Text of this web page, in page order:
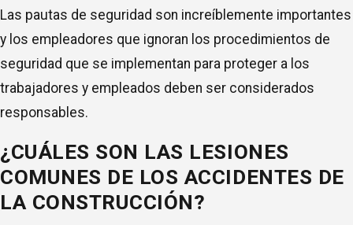
Las pautas de seguridad son increíblemente importantes
y los empleadores que ignoran los procedimientos de
seguridad que se implementan para proteger a los
trabajadores y empleados deben ser considerados
responsables.
¿CUÁLES SON LAS LESIONES
COMUNES DE LOS ACCIDENTES DE
LA CONSTRUCCIÓN?